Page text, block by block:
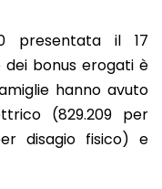
presentata il 17
bonus erogati è
hanno avuto
(829.209 per
disagio fisico) e